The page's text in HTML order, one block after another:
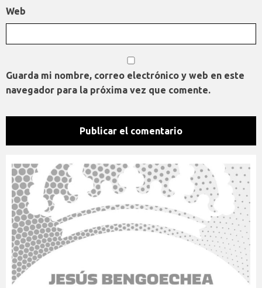
Web
Guarda mi nombre, correo electrónico y web en este
navegador para la próxima vez que comente.